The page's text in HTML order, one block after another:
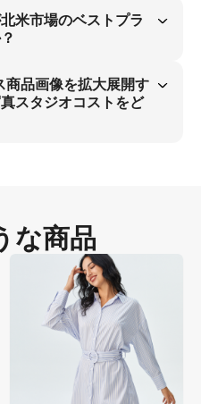
ゴの正確な再現を実現します。
高精度マテリアル物理学とソフト
ク感を排除。EC商品画像のコス
米市場のベストプラ
え、Amazonメイン商品ページキ
を向上させます。主要民族構成に
ます。
商品画像を拡大展開す
スタジオコストをど
な商品